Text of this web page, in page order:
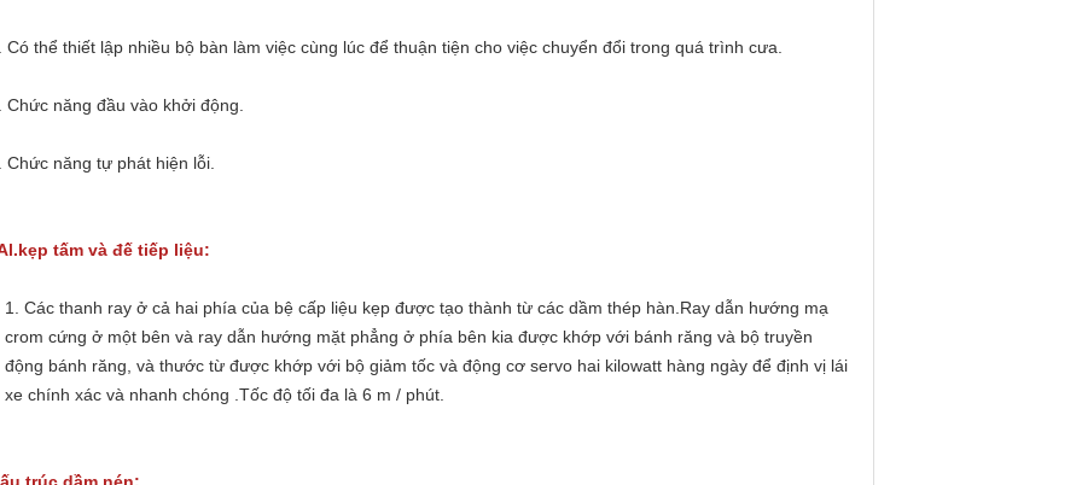
Có thể thiết lập nhiều bộ bàn làm việc cùng lúc để thuận tiện cho việc chuyển đổi trong quá trình cưa.
Chức năng đầu vào khởi động.
Chức năng tự phát hiện lỗi.
tấm và đế tiếp liệu:
1. Các thanh ray ở cả hai phía của bệ cấp liệu kẹp được tạo thành từ các dầm thép hàn.Ray dẫn hướng mạ
crom cứng ở một bên và ray dẫn hướng mặt phẳng ở phía bên kia được khớp với bánh răng và bộ truyền
động bánh răng, và thước từ được khớp với bộ giảm tốc và động cơ servo hai kilowatt hàng ngày để định vị lái
xe chính xác và nhanh chóng .Tốc độ tối đa là 6 m / phút.